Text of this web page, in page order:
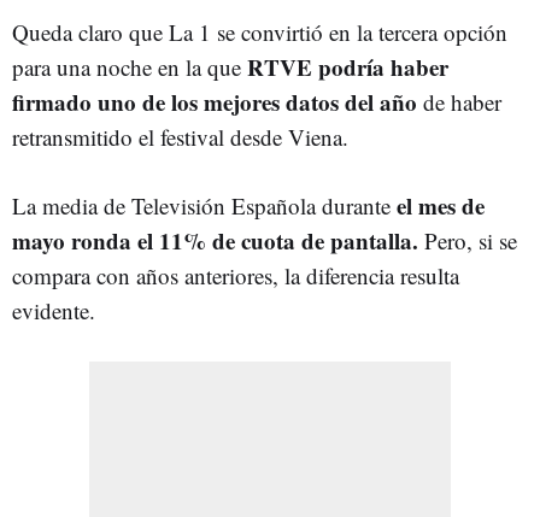
Queda claro que La 1 se convirtió en la tercera opción
para una noche en la que RTVE podría haber
firmado uno de los mejores datos del año de haber
retransmitido el festival desde Viena.
La media de Televisión Española durante el mes de
mayo ronda el 11% de cuota de pantalla. Pero, si se
compara con años anteriores, la diferencia resulta
evidente.